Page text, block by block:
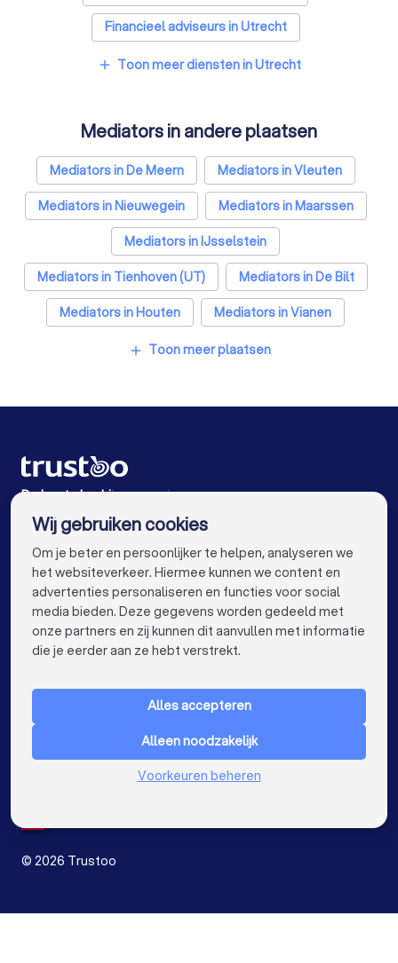
Financieel adviseurs in Utrecht
Coaches in Utrecht
Rijscholen in Utrecht
Psychologen in Utrecht
Belastingadviseurs in Utrecht
Hypotheekadviseurs in Utrecht
Personal trainers in Utrecht
Diëtisten in Utrecht
add Toon meer diensten in Utrecht
Mediators in andere plaatsen
Mediators in De Meern
Mediators in Vleuten
Mediators in Nieuwegein
Mediators in Maarssen
Mediators in IJsselstein
Mediators in Tienhoven (UT)
Mediators in De Bilt
Mediators in Houten
Mediators in Vianen
Mediators in Bilthoven
Mediators in Amsterdam
Mediators in Groningen
Mediators in Breda
Mediators in Nijmegen
Mediators in Enschede
Mediators in Arnhem
Mediators in Amersfoort
Mediators in Apeldoorn
Mediators in Den Bosch
Mediators in Maastricht
Mediators in Leiden
add Toon meer plaatsen
De beste bedrijven voor jou
VOOR PARTICULIEREN keyboard_arrow_down
Nederland
© 2026 Trustoo
Wij gebruiken cookies
Om je beter en persoonlijker te helpen, analyseren we
het websiteverkeer. Hiermee kunnen we content en
advertenties personaliseren en functies voor social
media bieden. Deze gegevens worden gedeeld met
onze partners en zij kunnen dit aanvullen met informatie
die je eerder aan ze hebt verstrekt.
Alles accepteren
Alleen noodzakelijk
Voorkeuren beheren